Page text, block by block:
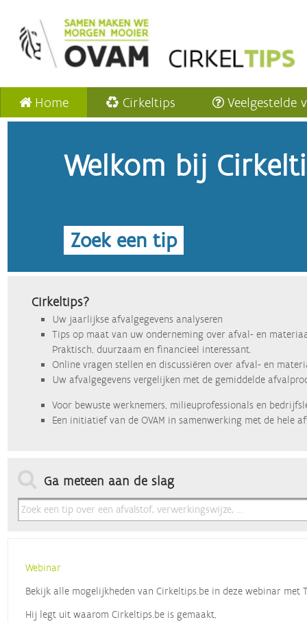
Home Cirkeltips Veelgestelde
Welkom bij
Zoek een tip
Cirkeltips?
Uw jaarlijkse afvalgegevens analyseren
Tips op maat van uw onderneming over afval- en
Praktisch, duurzaam en financieel interessant.
Online vragen stellen en discussiëren over afval- en
Uw afvalgegevens vergelijken met de gemiddelde
Voor bewuste werknemers, milieuprofessionals en
Een initiatief van de OVAM in samenwerking met de hele
Ga meteen aan de slag
Webinar
Bekijk alle mogelijkheden van Cirkeltips.be in deze webinar met
Hij legt uit waarom Cirkeltips.be is gemaakt,